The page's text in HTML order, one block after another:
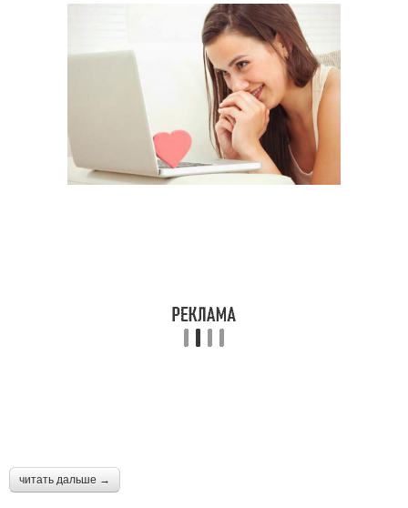
читать дальше →